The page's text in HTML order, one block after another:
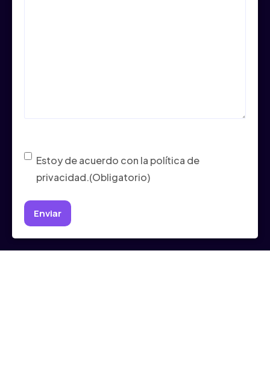
Consentimiento (Obligatorio)
Estoy de acuerdo con la política de
privacidad.(Obligatorio)